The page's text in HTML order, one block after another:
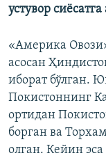
устувор
«Америка
асосан
иборат бўлган.
Покистоннинг
ортидан
борган ва
олган. Кейин